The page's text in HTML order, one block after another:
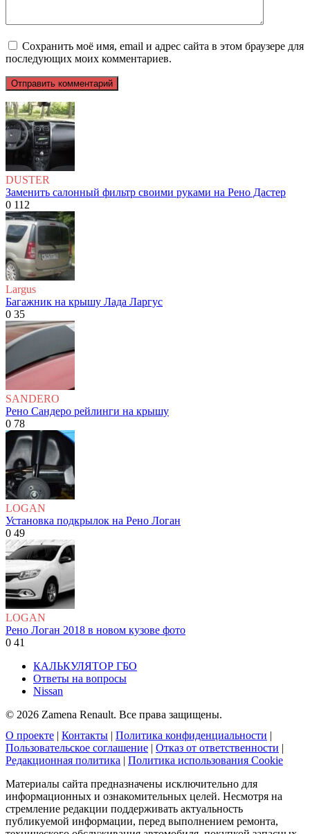
Сохранить моё имя, email и адрес сайта в этом браузере для
последующих моих комментариев.
DUSTER
Заменить салонный фильтр своими руками на Рено Дастер
0 112
Largus
Багажник на крышу Лада Ларгус
0 35
SANDERO
Рено Сандеро рейлинги на крышу
0 78
LOGAN
Установка подкрылок на Рено Логан
0 49
LOGAN
Рено Логан 2018 в новом кузове фото
0 41
КАЛЬКУЛЯТОР ГБО
Ответы на вопросы
Nissan
© 2026 Zamena Renault. Все права защищены.
О проекте | Контакты | Политика конфиденциальности |
Пользовательское соглашение | Отказ от ответственности |
Редакционная политика | Политика использования Cookie
Материалы сайта предназначены исключительно для
информационных и ознакомительных целей. Несмотря на
стремление редакции поддерживать актуальность
публикуемой информации, перед выполнением ремонта,